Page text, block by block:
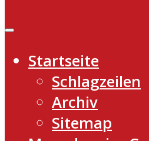
Startseite
Schlagzeilen
Archiv
Sitemap